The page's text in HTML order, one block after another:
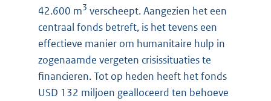
42.600 m3 verscheept. Aangezien het een
centraal fonds betreft, is het tevens een
effectieve manier om humanitaire hulp in
zogenaamde vergeten crisissituaties te
financieren. Tot op heden heeft het fonds
USD 132 miljoen gealloceerd ten behoeve